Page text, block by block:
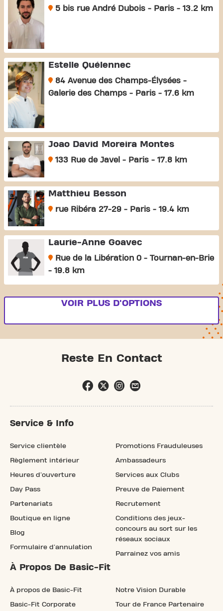
5 bis rue André Dubois - Paris - 13.2 km
Estelle Quélennec
84 Avenue des Champs-Élysées -
Galerie des Champs - Paris - 17.6 km
Joao David Moreira Montes
133 Rue de Javel - Paris - 17.8 km
Matthieu Besson
rue Ribéra 27-29 - Paris - 19.4 km
Laurie-Anne Goavec
Rue de la Libération 0 - Tournan-en-Brie
- 19.8 km
VOIR PLUS D'OPTIONS
Reste En Contact
Service & Info
Service clientèle
Règlement intérieur
Heures d'ouverture
Day Pass
Partenariats
Boutique en ligne
Blog
Formulaire d'annulation
Promotions Frauduleuses
Ambassadeurs
Services aux Clubs
Preuve de Paiement
Recrutement
Conditions des jeux-
concours au sort sur les
réseaux sociaux
Parrainez vos amis
À Propos De Basic-Fit
À propos de Basic-Fit
Basic-Fit Corporate
Notre Vision Durable
Tour de France Partenaire